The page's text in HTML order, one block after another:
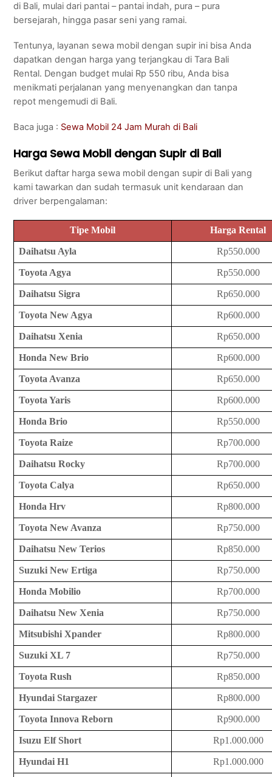
di Bali, mulai dari pantai – pantai indah, pura – pura
bersejarah, hingga pasar seni yang ramai.
Tentunya, layanan sewa mobil dengan supir ini bisa Anda
dapatkan dengan harga yang terjangkau di Tara Bali
Rental. Dengan budget mulai Rp 550 ribu, Anda bisa
menikmati perjalanan yang menyenangkan dan tanpa
repot mengemudi di Bali.
Baca juga : Sewa Mobil 24 Jam Murah di Bali
Harga Sewa Mobil dengan Supir di Bali
Berikut daftar harga sewa mobil dengan supir di Bali yang
kami tawarkan dan sudah termasuk unit kendaraan dan
driver berpengalaman:
Tipe Mobil Harga Rental
Daihatsu Ayla Rp550.000
Toyota Agya Rp550.000
Daihatsu Sigra Rp650.000
Toyota New Agya Rp600.000
Daihatsu Xenia Rp650.000
Honda New Brio Rp600.000
Toyota Avanza Rp650.000
Toyota Yaris Rp600.000
Honda Brio Rp550.000
Toyota Raize Rp700.000
Daihatsu Rocky Rp700.000
Toyota Calya Rp650.000
Honda Hrv Rp800.000
Toyota New Avanza Rp750.000
Daihatsu New Terios Rp850.000
Suzuki New Ertiga Rp750.000
Honda Mobilio Rp700.000
Daihatsu New Xenia Rp750.000
Mitsubishi Xpander Rp800.000
Suzuki XL 7 Rp750.000
Toyota Rush Rp850.000
Hyundai Stargazer Rp800.000
Toyota Innova Reborn Rp900.000
Isuzu Elf Short Rp1.000.000
Hyundai H1 Rp1.000.000